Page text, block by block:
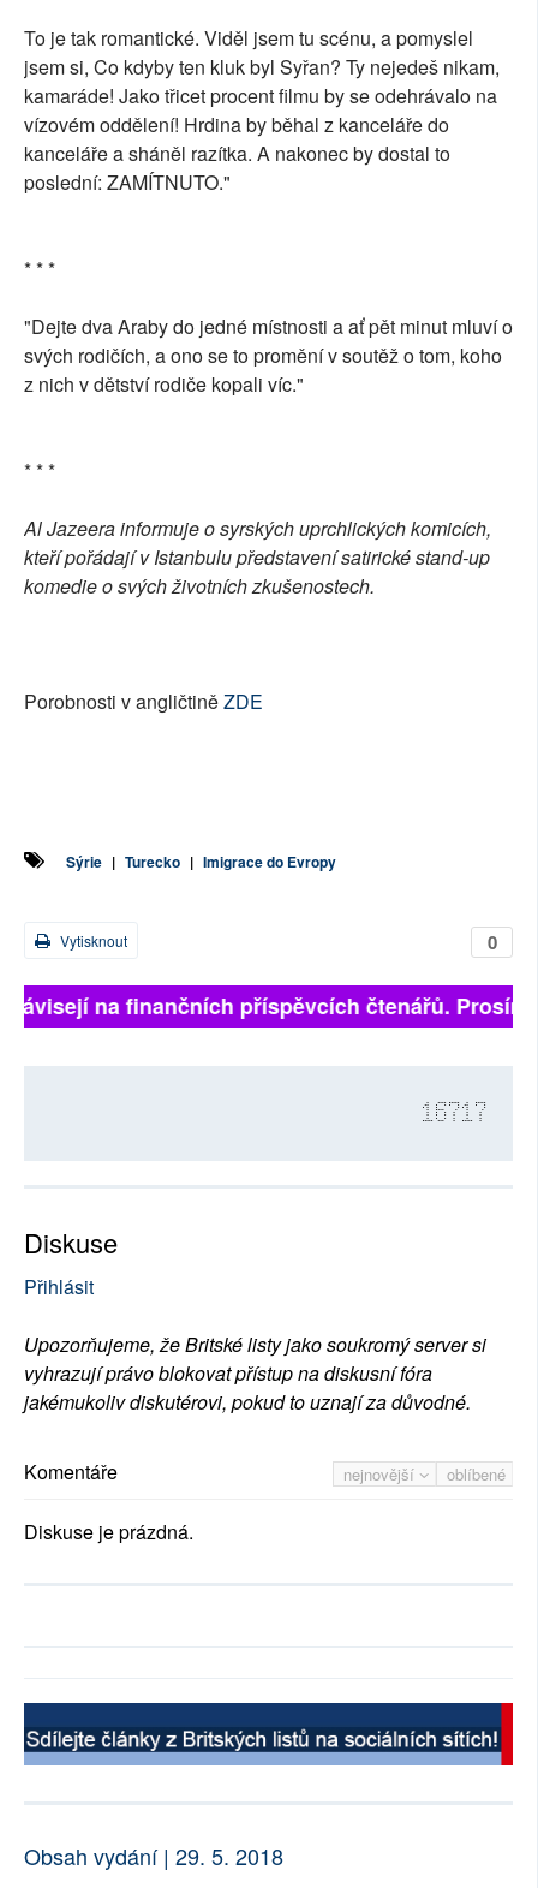
To je tak romantické. Viděl jsem tu scénu, a pomyslel
jsem si, Co kdyby ten kluk byl Syřan? Ty nejedeš nikam,
kamaráde! Jako třicet procent filmu by se odehrávalo na
vízovém oddělení! Hrdina by běhal z kanceláře do
kanceláře a sháněl razítka. A nakonec by dostal to
poslední: ZAMÍTNUTO."
* * *
"Dejte dva Araby do jedné místnosti a ať pět minut mluví o
svých rodičích, a ono se to promění v soutěž o tom, koho
z nich v dětství rodiče kopali víc."
* * *
Al Jazeera informuje o syrských uprchlických komicích,
kteří pořádají v Istanbulu představení satirické stand-up
komedie o svých životních zkušenostech.
Porobnosti v angličtiněZDE
Sýrie | Turecko | Imigrace do Evropy
0
Vytisknout
na finančních příspěvcích čtenářů.
16717
Diskuse
Přihlásit
Upozorňujeme, že Britské listy jako soukromý server si
vyhrazují právo blokovat přístup na diskusní fóra
jakémukoliv diskutérovi, pokud to uznají za důvodné.
nejnovější oblíbené
Komentáře
Diskuse je prázdná.
Obsah vydání | 29. 5. 2018